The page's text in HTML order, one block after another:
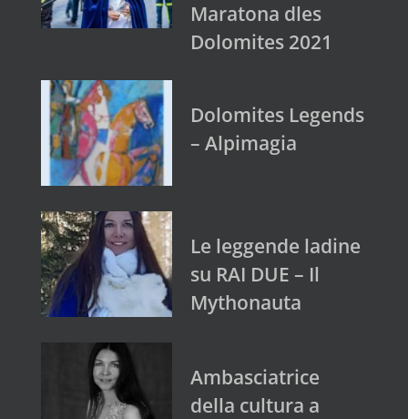
Maratona dles
Dolomites 2021
Dolomites Legends
– Alpimagia
Le leggende ladine
su RAI DUE – Il
Mythonauta
Ambasciatrice
della cultura a